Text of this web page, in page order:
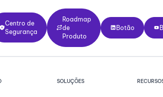
Centro de
Segurança
de Segurança
Roadmap
de
Produto
Roadmap de Produto
Botão
Botão Botão
SOLUÇÕES